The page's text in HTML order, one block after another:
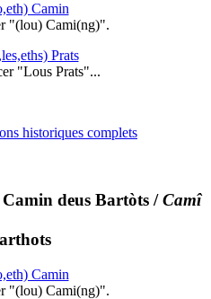
Camin
"(lou) Cami(ng)".
Prats
"Lous Prats"...
historiques complets
Camin deus Bartòts /Camî
Camin
"(lou) Cami(ng)".